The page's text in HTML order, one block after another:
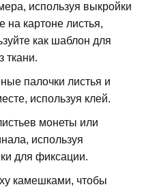
используя выкройки
на картоне листья,
как шаблон для
ткани.
палочки листья и
используя клей.
монеты или
используя
для фиксации.
камешками, чтобы